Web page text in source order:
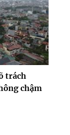
trách
chậm